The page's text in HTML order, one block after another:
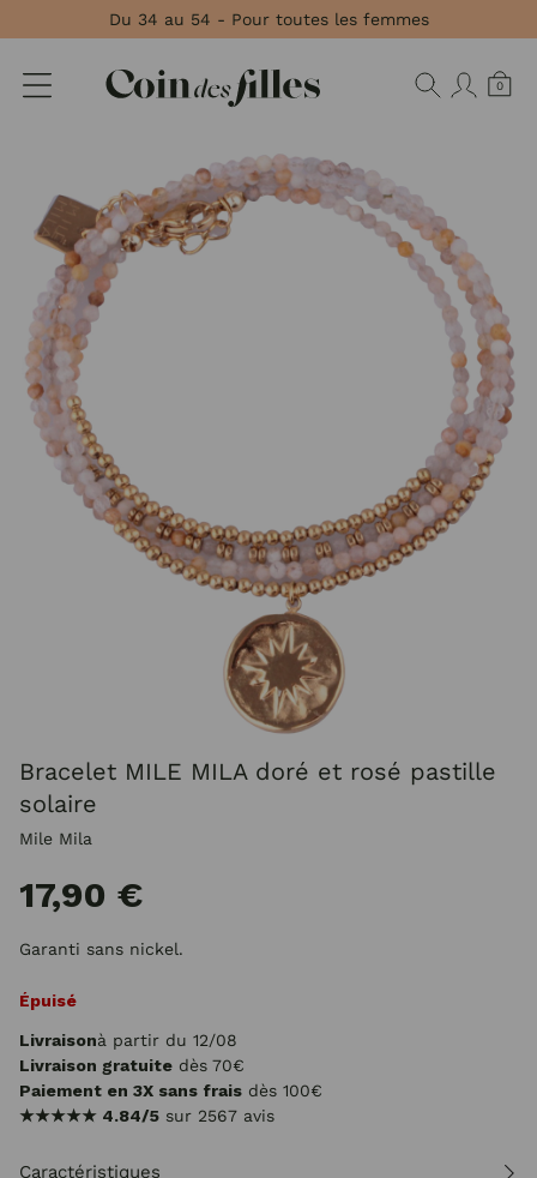
Du 34 au 54 - Pour toutes les femmes
0
Bracelet MILE MILA doré et rosé pastille
solaire
Mile Mila
17,90 €
Garanti sans nickel.
Épuisé
Livraisonà partir du 12/08
Livraison gratuite dès 70€
Paiement en 3X sans frais dès 100€
★★★★★ 4.84/5 sur 2567 avis
Caractéristiques
Panneau de gestion des cookies